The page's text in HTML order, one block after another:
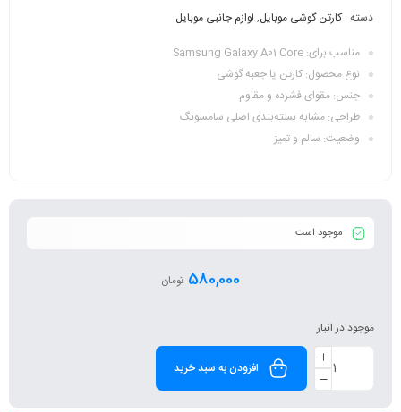
دسته :کارتن گوشی موبایل, لوازم جانبی موبایل
مناسب برای: Samsung Galaxy A01 Core
نوع محصول: کارتن یا جعبه گوشی
جنس: مقوای فشرده و مقاوم
طراحی: مشابه بسته‌بندی اصلی سامسونگ
وضعیت: سالم و تمیز
موجود است
580,000 تومان
موجود در انبار
افزودن به سبد خرید